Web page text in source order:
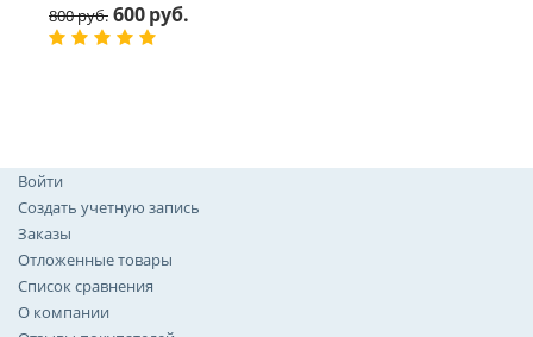
800руб. 600руб.
Войти
Создать учетную запись
Заказы
Отложенные товары
Список сравнения
О компании